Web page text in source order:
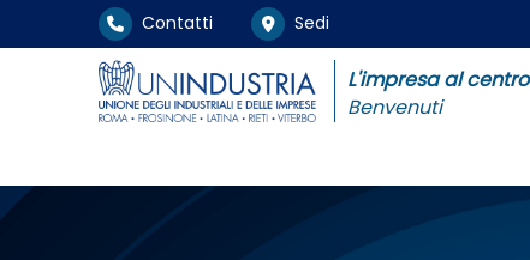
Contatti Sedi
L'impresa al centro
Benvenuti